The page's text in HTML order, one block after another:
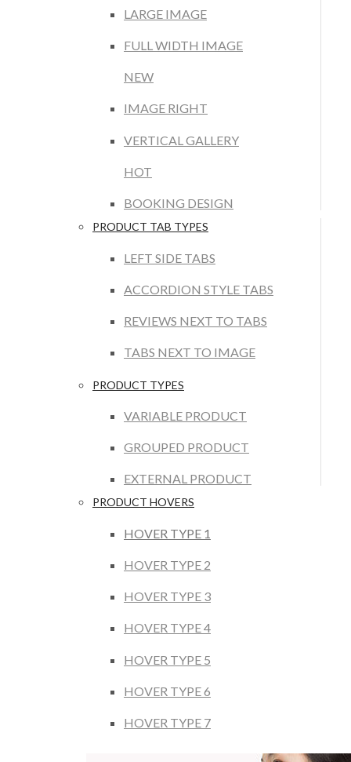
LARGE IMAGE
FULL WIDTH IMAGE
NEW
IMAGE RIGHT
VERTICAL GALLERY
HOT
BOOKING DESIGN
PRODUCT TAB TYPES
LEFT SIDE TABS
ACCORDION STYLE TABS
REVIEWS NEXT TO TABS
TABS NEXT TO IMAGE
PRODUCT TYPES
VARIABLE PRODUCT
GROUPED PRODUCT
EXTERNAL PRODUCT
PRODUCT HOVERS
HOVER TYPE 1
HOVER TYPE 2
HOVER TYPE 3
HOVER TYPE 4
HOVER TYPE 5
HOVER TYPE 6
HOVER TYPE 7